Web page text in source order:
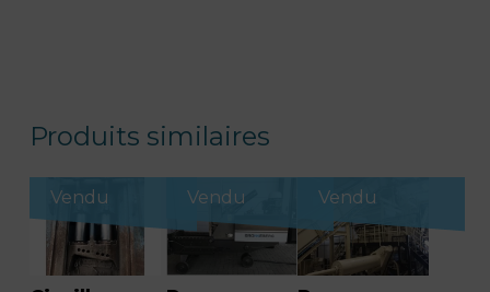
Produits similaires
Vendu Vendu Vendu